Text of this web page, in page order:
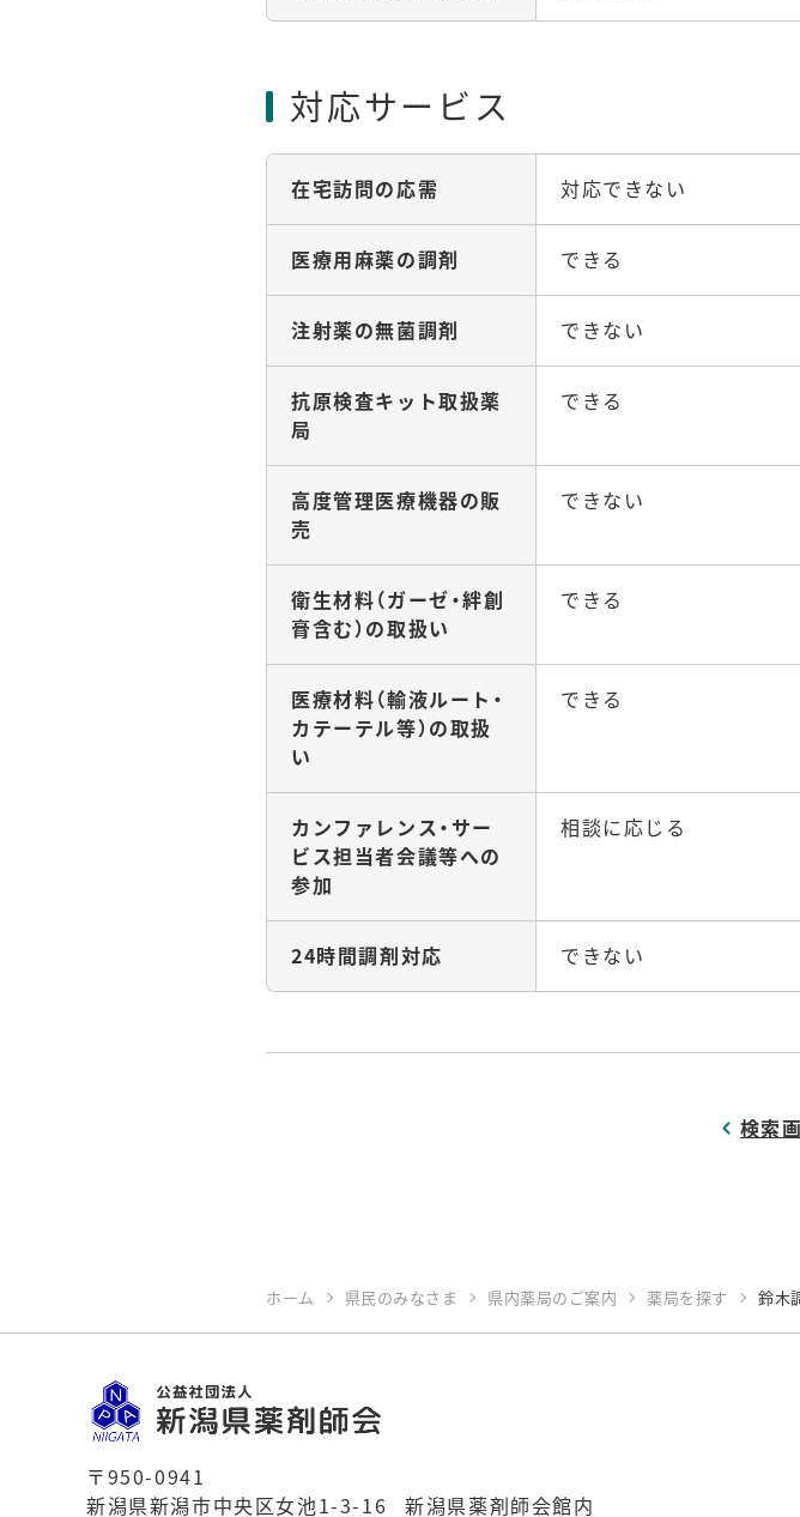
対応サービス
在宅訪問の応需 対応できない
医療用麻薬の調剤 できる
注射薬の無菌調剤 できない
抗原検査キット取扱薬
局
できる
高度管理医療機器の販
売
できない
衛生材料（ガーゼ・絆創
膏含む）の取扱い
できる
医療材料（輸液ルート・
カテーテル等）の取扱
い
できる
カンファレンス・サー
ビス担当者会議等への
参加
相談に応じる
24時間調剤対応 できない
検索
ホーム 県民のみなさま 県内薬局のご案内 薬局を探す 鈴木
〒950-0941
新潟県新潟市中央区女池1-3-16
新潟県薬剤師会館内